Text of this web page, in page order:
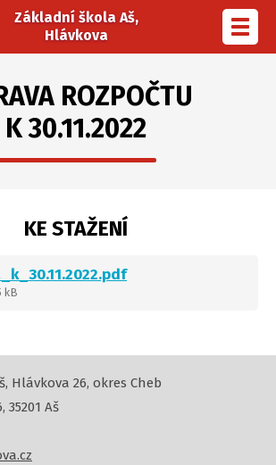
Základní škola Aš,
Hlávkova
ROZPOČTU
K 30.11.2022
KE STAŽENÍ
kB
Hlávkova 26, okres Cheb
35201 Aš